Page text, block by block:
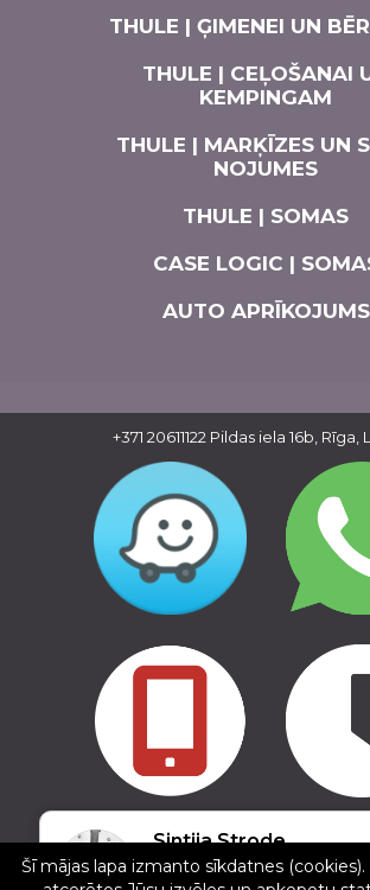
THULE | ĢIMENEI UN
THULE | CEĻOŠANAI
KEMPINGAM
THULE | MARĶĪZES UN
NOJUMES
THULE | SOMAS
CASE LOGIC |
AUTO APRĪKOJUMS
Copyright © 2016 - 2026, SIA
Mājas lapas izstrāde
+371 20611122Pildas iela 16b, Rīga,
Sintija Strode
5/5
Šī mājas lapa izmanto sīkdatnes